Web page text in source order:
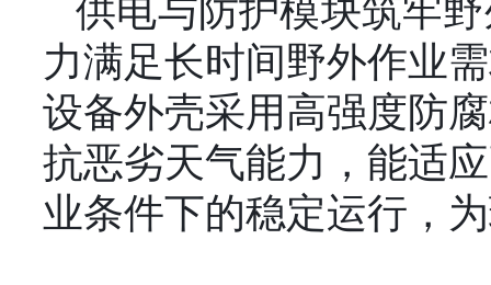
供电与防护模块筑牢
力满足长时间野外作业
设备外壳采用高强度防
抗恶劣天气能力，能适
业条件下的稳定运行，